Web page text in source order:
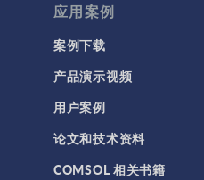
应用案例
案例下载
产品演示视频
用户案例
论文和技术资料
COMSOL 相关书籍